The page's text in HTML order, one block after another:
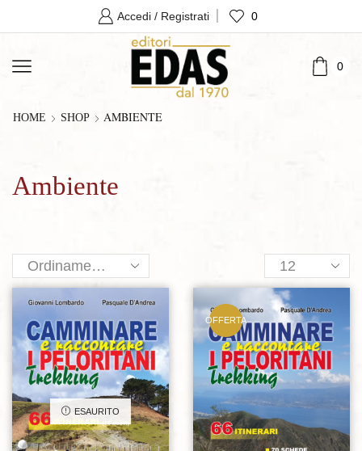
Accedi / Registrati 0
0
HOME SHOP AMBIENTE
Ambiente
Products
per
page
Aggiungi alla lista dei desideri
ESAURITO
OFFERTA
Aggiungi alla lista dei desideri